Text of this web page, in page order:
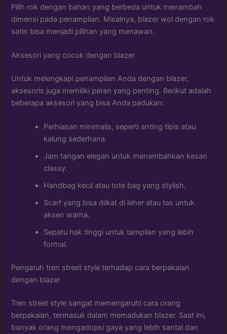
Pilih rok dengan bahan yang berbeda untuk menambah
dimensi pada penampilan. Misalnya, blazer wol dengan rok
satin bisa menjadi pilihan yang menawan.
Aksesori yang cocok dengan blazer
Untuk melengkapi penampilan Anda dengan blazer,
aksesoris juga memiliki peran yang penting. Berikut adalah
beberapa aksesori yang bisa Anda padukan:
Perhiasan minimalis, seperti anting tipis atau
kalung sederhana.
Jam tangan elegan untuk menambahkan kesan
classy.
Handbag kecil atau tote bag yang stylish.
Scarf yang bisa diikat di leher atau tas untuk
aksen warna.
Sepatu hak tinggi untuk tampilan yang lebih
formal.
Pengaruh tren street style terhadap cara berpakaian
dengan blazer
Tren street style sangat memengaruhi cara orang
berpakaian, termasuk dalam memadukan blazer. Saat ini,
banyak orang mengadopsi gaya yang lebih santai dan